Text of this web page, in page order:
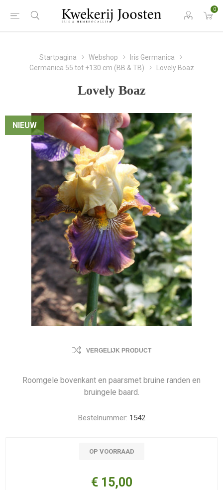
0
Startpagina Webshop
Iris Germanica
Germanica 55 tot +130 cm (BB & TB)
Lovely Boaz
Lovely Boaz
NIEUW
VERGELIJK PRODUCT
Roomgele bovenkant en paarsmet bruine randen en
bruingele baard.
Bestelnummer: 1542
OP VOORRAAD
€ 15,00